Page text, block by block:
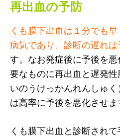
再出血の予防
くも膜下出血は１分でも
病気であり、診断の遅れ
す。なお発症後に予後を
要なものに再出血と遅発
いのうけっかんれんしゅ
は高率に予後を悪化させま
くも膜下出血と診断されて